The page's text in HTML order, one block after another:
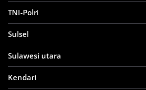
TNI-Polri
Sulsel
Sulawesi utara
Kendari